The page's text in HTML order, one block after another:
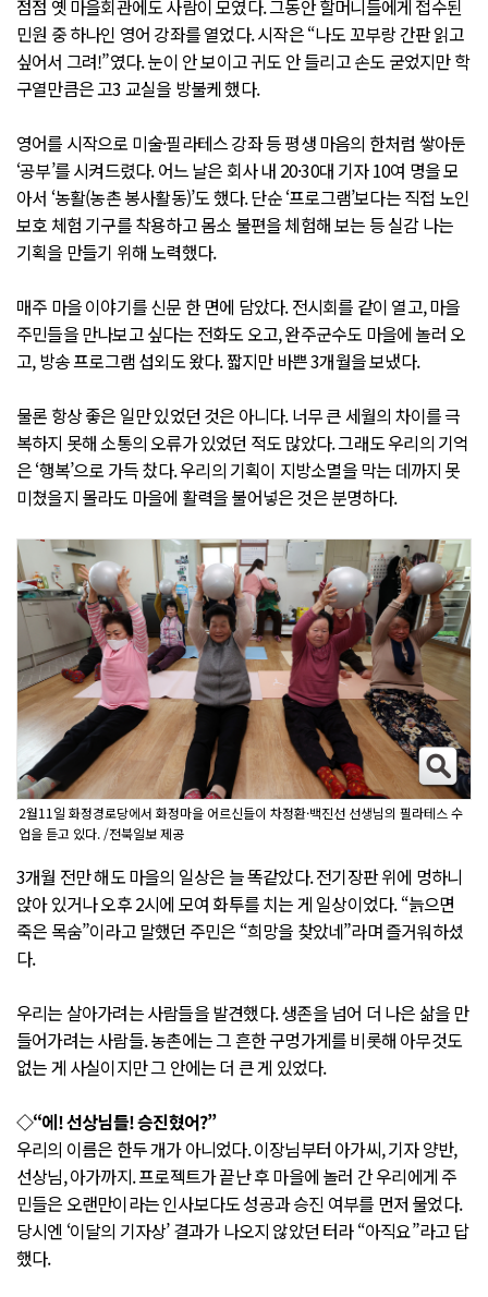
점점 옛 마을회관에도 사람이 모였다. 그동안 할머니들에게 접수된
민원 중 하나인 영어 강좌를 열었다. 시작은 “나도 꼬부랑 간판 읽고
싶어서 그려!”였다. 눈이 안 보이고 귀도 안 들리고 손도 굳었지만 학
구열만큼은 고3 교실을 방불케 했다.
영어를 시작으로 미술·필라테스 강좌 등 평생 마음의 한처럼 쌓아둔
‘공부’를 시켜드렸다. 어느 날은 회사 내 20·30대 기자 10여 명을 모
아서 ‘농활(농촌 봉사활동)’도 했다. 단순 ‘프로그램’보다는 직접 노인
보호 체험 기구를 착용하고 몸소 불편을 체험해 보는 등 실감 나는
기획을 만들기 위해 노력했다.
매주 마을 이야기를 신문 한 면에 담았다. 전시회를 같이 열고, 마을
주민들을 만나보고 싶다는 전화도 오고, 완주군수도 마을에 놀러 오
고, 방송 프로그램 섭외도 왔다. 짧지만 바쁜 3개월을 보냈다.
물론 항상 좋은 일만 있었던 것은 아니다. 너무 큰 세월의 차이를 극
복하지 못해 소통의 오류가 있었던 적도 많았다. 그래도 우리의 기억
은 ‘행복’으로 가득 찼다. 우리의 기획이 지방소멸을 막는 데까지 못
미쳤을지 몰라도 마을에 활력을 불어넣은 것은 분명하다.
2월11일 화정경로당에서 화정마을 어르신들이 차정환·백진선 선생님의 필라테스 수
업을 듣고 있다. /전북일보 제공
3개월 전만 해도 마을의 일상은 늘 똑같았다. 전기장판 위에 멍하니
앉아 있거나 오후 2시에 모여 화투를 치는 게 일상이었다. “늙으면
죽은 목숨”이라고 말했던 주민은 “희망을 찾았네”라며 즐거워하셨
다.
우리는 살아가려는 사람들을 발견했다. 생존을 넘어 더 나은 삶을 만
들어가려는 사람들. 농촌에는 그 흔한 구멍가게를 비롯해 아무것도
없는 게 사실이지만 그 안에는 더 큰 게 있었다.
◇“에! 선상님들! 승진혔어?”
우리의 이름은 한두 개가 아니었다. 이장님부터 아가씨, 기자 양반,
선상님, 아가까지. 프로젝트가 끝난 후 마을에 놀러 간 우리에게 주
민들은 오랜만이라는 인사보다도 성공과 승진 여부를 먼저 물었다.
당시엔 ‘이달의 기자상’ 결과가 나오지 않았던 터라 “아직요”라고 답
했다.